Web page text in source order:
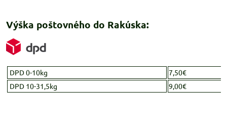
Výška poštovného do Rakúska:
DPD 0-10kg
7,50€
DPD 10-31,5kg
9,00€